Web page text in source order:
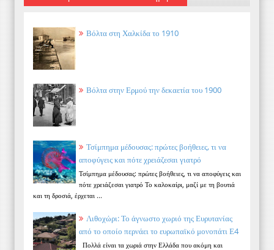
Βόλτα στη Χαλκίδα το 1910
Βόλτα στην Ερμού την δεκαετία του 1900
Τσίμπημα μέδουσας: πρώτες βοήθειες, τι να
αποφύγεις και πότε χρειάζεσαι γιατρό
Τσίμπημα μέδουσας: πρώτες βοήθειες, τι να αποφύγεις και
πότε χρειάζεσαι γιατρό Το καλοκαίρι, μαζί με τη βουτιά
και τη δροσιά, έρχεται ...
Λιθοχώρι: Το άγνωστο χωριό της Ευρυτανίας
από το οποίο περνάει το ευρωπαϊκό μονοπάτι Ε4
Πολλά είναι τα χωριά στην Ελλάδα που ακόμη και